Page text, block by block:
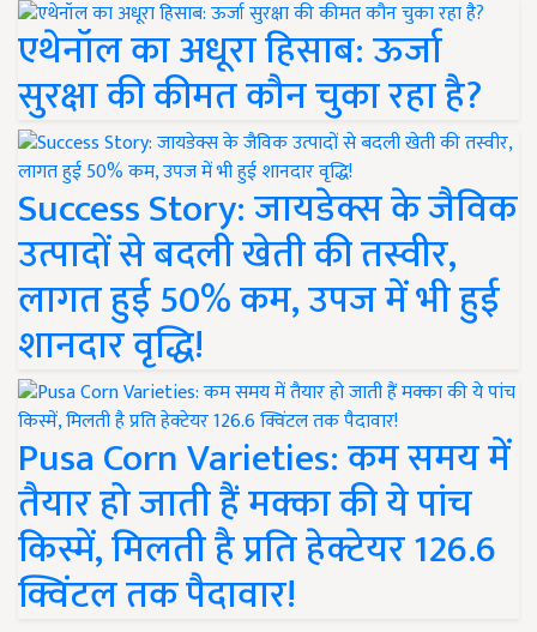
एथेनॉल का अधूरा हिसाब: ऊर्जा
सुरक्षा की कीमत कौन चुका रहा है?
Success Story: जायडेक्स के जैविक
उत्पादों से बदली खेती की तस्वीर,
लागत हुई 50% कम, उपज में भी हुई
शानदार वृद्धि!
Pusa Corn Varieties: कम समय में
तैयार हो जाती हैं मक्का की ये पांच
किस्में, मिलती है प्रति हेक्टेयर 126.6
क्विंटल तक पैदावार!